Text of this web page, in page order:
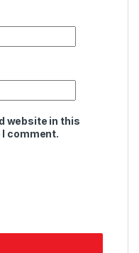
website in this
comment.